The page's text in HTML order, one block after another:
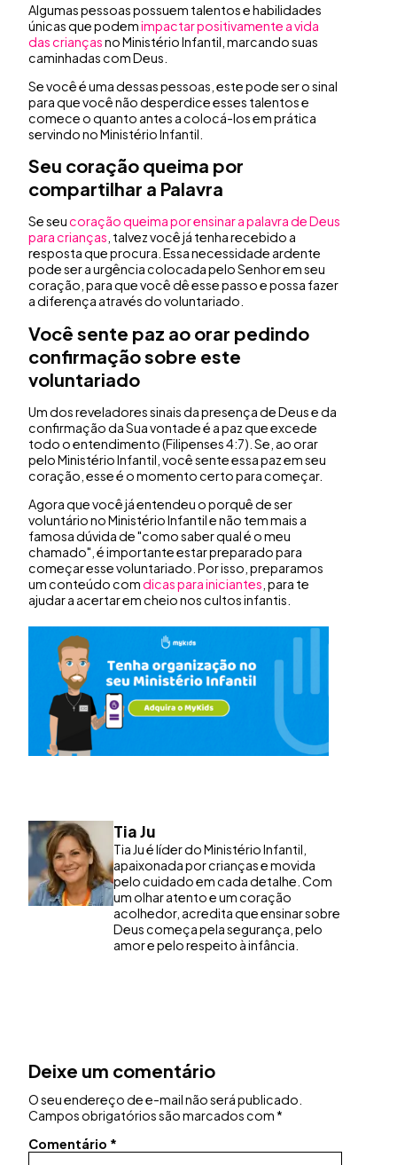
Algumas pessoas possuem talentos e habilidades
únicas que podemimpactar positivamente a vida
das criançasno Ministério Infantil, marcando suas
caminhadas com Deus.
Se você é uma dessas pessoas, este pode ser o sinal
para que você não desperdice esses talentos e
comece o quanto antes a colocá-los em prática
servindo no Ministério Infantil.
Seu coração queima por
compartilhar a Palavra
Se seucoração queima por ensinar a palavra de Deus
para crianças , talvez você já tenha recebido a
resposta que procura. Essa necessidade ardente
pode ser a urgência colocada pelo Senhor em seu
coração, para que você dê esse passo e possa fazer
a diferença através do voluntariado.
Você sente paz ao orar pedindo
confirmação sobre este
voluntariado
Um dos reveladores sinais da presença de Deus e da
confirmação da Sua vontade é a paz que excede
todo o entendimento (Filipenses 4:7). Se, ao orar
pelo Ministério Infantil, você sente essa paz em seu
coração, esse é o momento certo para começar.
Agora que você já entendeu o porquê de ser
voluntário no Ministério Infantil e não tem mais a
famosa dúvida de "como saber qual é o meu
chamado", é importante estar preparado para
começar esse voluntariado. Por isso, preparamos
um conteúdo comdicas para iniciantes , para te
ajudar a acertar em cheio nos cultos infantis.
Tia Ju
Tia Ju é líder do Ministério Infantil,
apaixonada por crianças e movida
pelo cuidado em cada detalhe. Com
um olhar atento e um coração
acolhedor, acredita que ensinar sobre
Deus começa pela segurança, pelo
amor e pelo respeito à infância.
Deixe um comentário
O seu endereço de e-mail não será publicado.
Campos obrigatórios são marcados com*
Comentário *